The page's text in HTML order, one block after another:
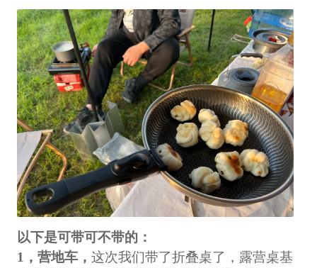
以下是可带可不带的：
1，营地车， 这次我们带了折叠桌了，露营桌基